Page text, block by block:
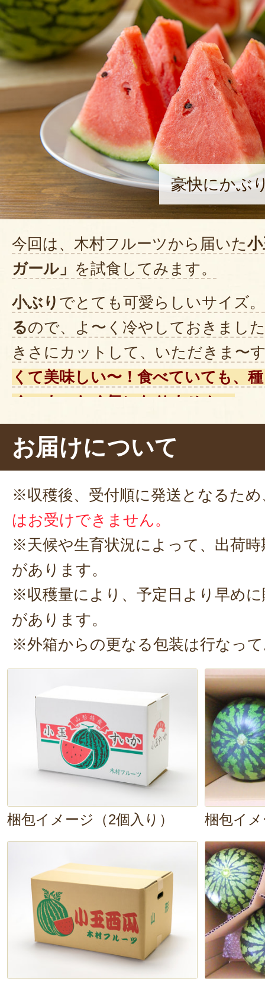
豪快にかぶ
今回は、木村フルーツから届いた
ガール」
を試食してみます。
小ぶり でとても可愛らしいサイズ。
るので、よ〜く冷やしておきまし
きさにカットして、いただきま
くて美味しい〜！食べていても、
く、まったく気になりません。
あと、 皮の薄さ
にもびっくり。ス
メージでしたが、これは
ぷり楽しめますね。ぱくぱくと、
べてしまいました〜。
お届けについて
※収穫後、受付順に発送となるため
はお受けできません。
※天候や生育状況によって、出荷
があります。
※収穫量により、予定日より早め
があります。
※外箱からの更なる包装は行なっ
梱包イメージ（2個入り） 梱包イ